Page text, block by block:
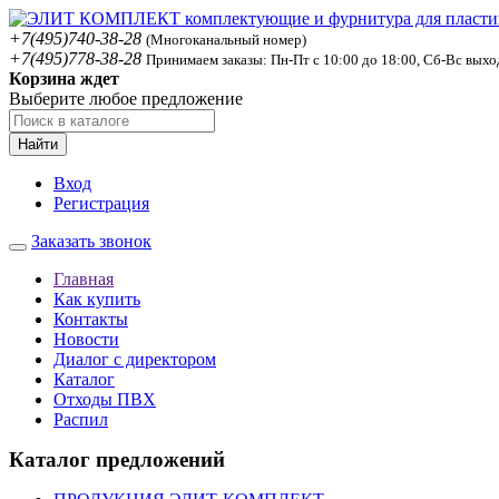
+7(495)740-38-28 (Многоканальный номер)
+7(495)778-38-28 Принимаем заказы: Пн-Пт с 10:00 до 18:00, Сб-Вс
Корзина ждет
Выберите любое предложение
Найти
Вход
Регистрация
Заказать звонок
Главная
Как купить
Контакты
Новости
Диалог с директором
Каталог
Отходы ПВХ
Распил
Каталог предложений